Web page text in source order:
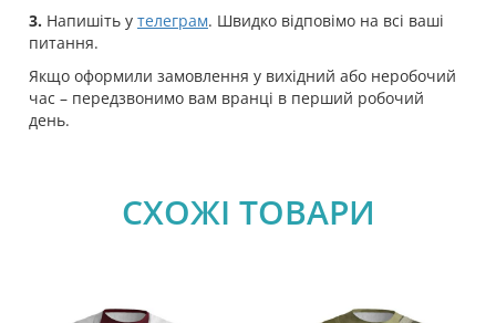
3. Напишіть у телеграм. Швидко відповімо на всі ваші
питання.
Якщо оформили замовлення у вихідний або неробочий
час – передзвонимо вам вранці в перший робочий
день.
СХОЖІ ТОВАРИ